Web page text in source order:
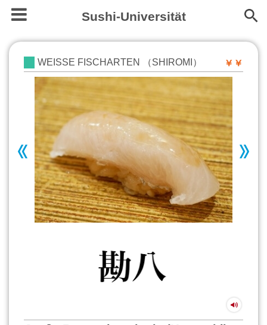
Sushi-Universität
WEISSE FISCHARTEN （SHIROMI）